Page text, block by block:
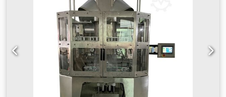
сталі, ПЛК-управління з сенсорним екраном. Датчик
друкованих міток. Відповідні плівки: поліетиленова сітка,
комбіновані сітка-плівка та інші. Типи пакетів: плоскі пакети,
стійкі пакети з/без ручки для перенесення. - Технічні
характеристики: максимальна ширина плівки: 620 мм;
довжина пакета: 100-380 мм; ширина пакета: 110-300 мм;
максимальна холоста продуктивність: 20 тактів/хвилину;
стиснуте повітря: 0,36 м³/6 бар; електроживлення: 220В, 3
кВт. Dedpsv Nm Alefx Ambeck Машина/лінія також